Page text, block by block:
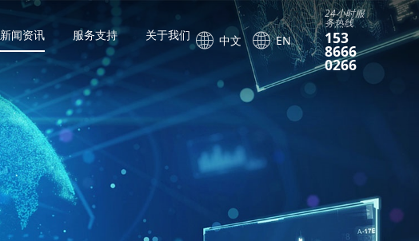
新闻资讯 服务支持 关于我们 中文 EN
24小时服
务热线
153
8666
0266